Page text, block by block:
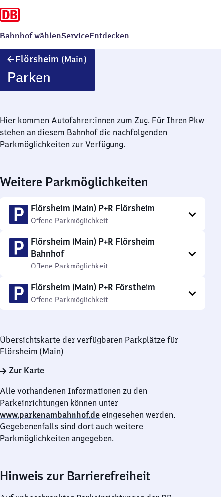
Bahnhof wählenServiceEntdecken
Flörsheim (Main)
Parken
Hier kommen Autofahrer:innen zum Zug. Für Ihren Pkw
stehen an diesem Bahnhof die nachfolgenden
Parkmöglichkeiten zur Verfügung.
Weitere Parkmöglichkeiten
Flörsheim (Main) P+R Flörsheim
Offene Parkmöglichkeit
Flörsheim (Main) P+R Flörsheim
Bahnhof
Offene Parkmöglichkeit
Flörsheim (Main) P+R Förstheim
Offene Parkmöglichkeit
Übersichtskarte der verfügbaren Parkplätze für
Flörsheim (Main)
Zur Karte
Alle vorhandenen Informationen zu den
Parkeinrichtungen können unter
www.parkenambahnhof.de eingesehen werden.
Gegebenenfalls sind dort auch weitere
Parkmöglichkeiten angegeben.
Hinweis zur Barrierefreiheit